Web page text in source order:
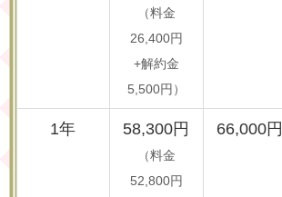
（料金
26,400円
+解約金
5,500円）
1年 58,300円
（料金
52,800円
66,000円